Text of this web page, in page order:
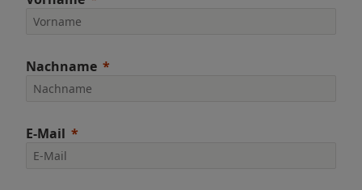
Nachname
E-Mail